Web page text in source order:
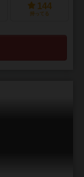
144
持ってる